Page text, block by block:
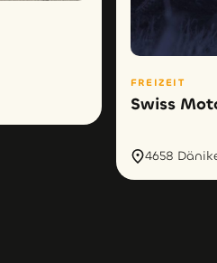
FREIZEIT
Swiss
4658